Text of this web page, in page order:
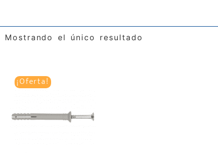
Mostrando el único resultado
¡Oferta!